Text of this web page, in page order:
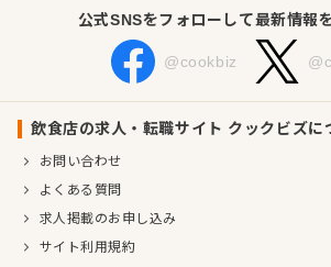
公式SNSをフォローして最新情報
@cookbiz
飲食店の求人・転職サイト クックビズに
お問い合わせ
よくある質問
求人掲載のお申し込み
サイト利用規約